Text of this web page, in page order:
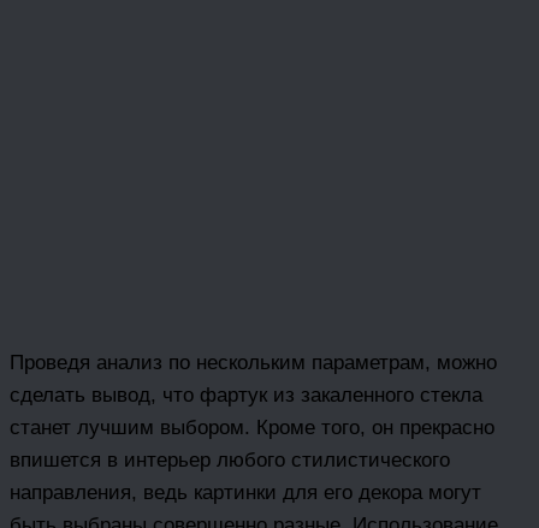
Проведя анализ по нескольким параметрам, можно
сделать вывод, что фартук из закаленного стекла
станет лучшим выбором. Кроме того, он прекрасно
впишется в интерьер любого стилистического
направления, ведь картинки для его декора могут